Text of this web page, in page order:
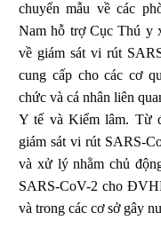
chuyển mẫu về các
Nam hỗ trợ Cục Thú y
về giám sát vi rút
cung cấp cho các cơ
chức và cá nhân liên
Y tế và Kiểm lâm. Từ
giám sát vi rút SARS-
và xử lý nhằm chủ
SARS-CoV-2 cho
và trong các cơ sở gây